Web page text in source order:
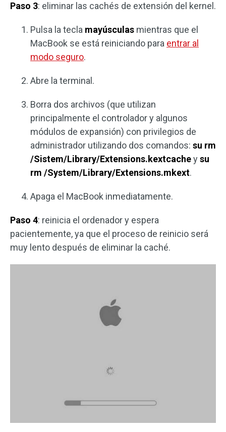
Paso 3: eliminar las cachés de extensión del kernel.
Pulsa la tecla mayúsculas mientras que el
MacBook se está reiniciando para entrar al
modo seguro.
Abre la terminal.
Borra dos archivos (que utilizan
principalmente el controlador y algunos
módulos de expansión) con privilegios de
administrador utilizando dos comandos: su rm
/Sistem/Library/Extensions.kextcacheysu
rm /System/Library/Extensions.mkext.
Apaga el MacBook inmediatamente.
Paso 4: reinicia el ordenador y espera
pacientemente, ya que el proceso de reinicio será
muy lento después de eliminar la caché.